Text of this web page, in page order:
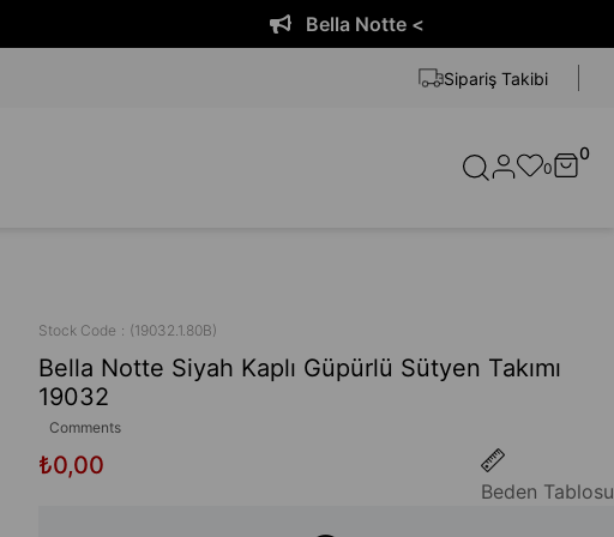
Bella Notte <
Sipariş Takibi
0
0
Stock Code (19032.1.80B)
Bella Notte Siyah Kaplı Güpürlü Sütyen Takımı
19032
Comments
₺0,00
Beden Tablosu